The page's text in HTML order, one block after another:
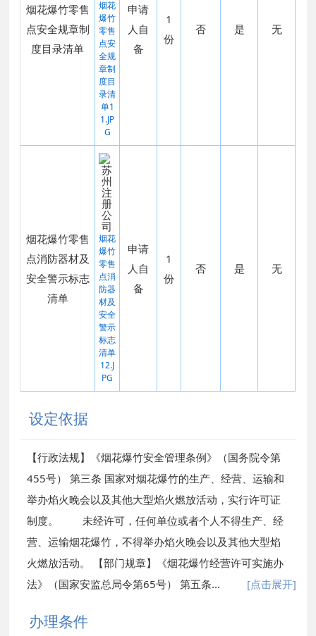
烟花爆竹零售
点安全规章制
度目录清单
烟花
爆竹
零售
点安
全规
章制
度目
录清
单1
1.JP
G
申请
人自
备
1
份
否 是 无
烟花爆竹零售
点消防器材及
安全警示标志
清单
烟花
爆竹
零售
点消
防器
材及
安全
警示
标志
清单
12.J
PG
申请
人自
备
1
份
否 是 无
设定依据
【行政法规】《烟花爆竹安全管理条例》（国务院令第
455号） 第三条 国家对烟花爆竹的生产、经营、运输和
举办焰火晚会以及其他大型焰火燃放活动，实行许可证
制度。 未经许可，任何单位或者个人不得生产、经
营、运输烟花爆竹，不得举办焰火晚会以及其他大型焰
火燃放活动。 【部门规章】《烟花爆竹经营许可实施办
法》（国家安监总局令第65号） 第五条... [点击展开]
办理条件